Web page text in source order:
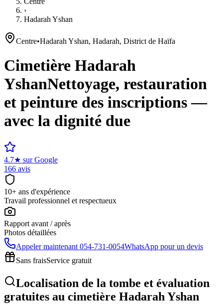
›
Hadarah Yshan
Centre•Hadarah Yshan, Hadarah, District de Haïfa
Cimetière Hadarah
YshanNettoyage, restauration
et peinture des inscriptions —
avec la dignité due
4.7★ sur Google
166 avis
10+ ans d'expérience
Travail professionnel et respectueux
Rapport avant / après
Photos détaillées
Appeler maintenant 054-731-0054WhatsApp pour un devis
Sans fraisService gratuit
Localisation de la tombe et évaluation
gratuites au cimetière Hadarah Yshan